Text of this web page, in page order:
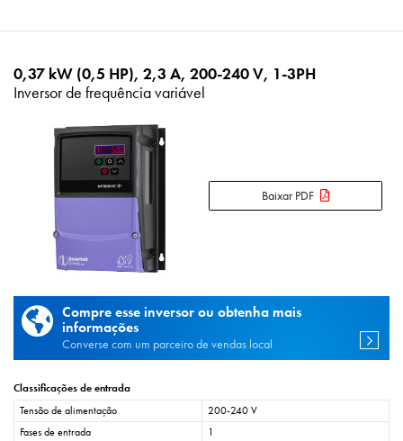
0,37 kW (0,5 HP), 2,3 A, 200-240 V, 1-3PH
Inversor de frequência variável
Baixar PDF
Compre esse inversor ou obtenha mais
informações
Converse com um parceiro de vendas local
Classificações de entrada
Tensão de alimentação
200-240 V
Fases de entrada
1